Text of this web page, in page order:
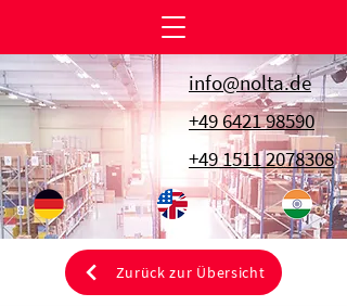
info@nolta.de
+49 6421 98590
+49 1511 2078308
Zurück zur Übersicht